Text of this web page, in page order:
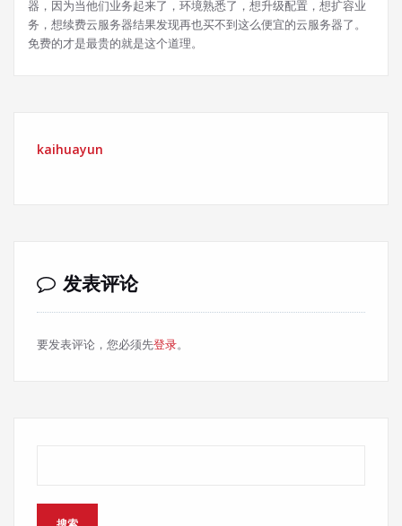
器，因为当他们业务起来了，环境熟悉了，想升级配置，想扩容业
务，想续费云服务器结果发现再也买不到这么便宜的云服务器了。
免费的才是最贵的就是这个道理。
kaihuayun
发表评论
要发表评论，您必须先登录。